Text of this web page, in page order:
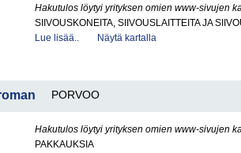
Hakutulos löytyi yrityksen omien www-sivujen
SIIVOUSKONEITA, SIIVOUSLAITTEITA JA
Lue lisää..
Näytä kartalla
PORVOO
Hakutulos löytyi yrityksen omien www-sivujen
PAKKAUKSIA